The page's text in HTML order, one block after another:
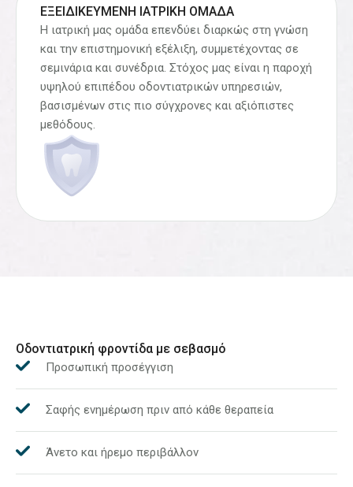
ΕΞΕΙΔΙΚΕΥΜΈΝΗ ΙΑΤΡΙΚΉ ΟΜΆΔΑ
Η ιατρική μας ομάδα επενδύει διαρκώς στη γνώση
και την επιστημονική εξέλιξη, συμμετέχοντας σε
σεμινάρια και συνέδρια. Στόχος μας είναι η παροχή
υψηλού επιπέδου οδοντιατρικών υπηρεσιών,
βασισμένων στις πιο σύγχρονες και αξιόπιστες
μεθόδους.
Οδοντιατρική φροντίδα με σεβασμό
Προσωπική προσέγγιση
Σαφής ενημέρωση πριν από κάθε θεραπεία
Άνετο και ήρεμο περιβάλλον